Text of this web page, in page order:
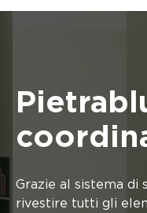
Grazie al sistema di
rivestire tutti gli